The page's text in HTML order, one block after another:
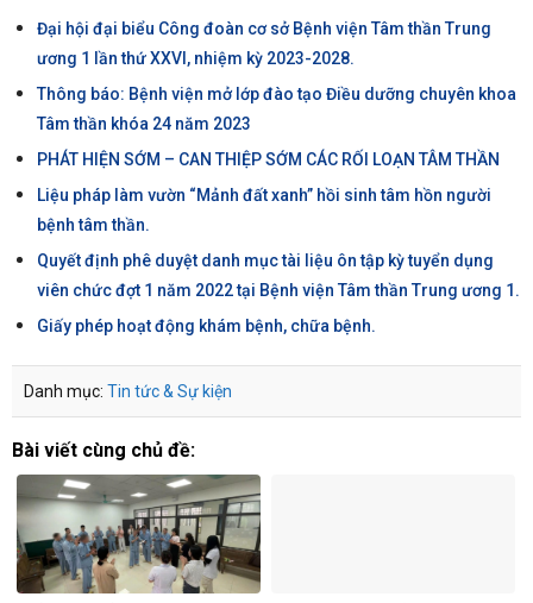
Đại hội đại biểu Công đoàn cơ sở Bệnh viện Tâm thần Trung
ương 1 lần thứ XXVI, nhiệm kỳ 2023-2028.
Thông báo: Bệnh viện mở lớp đào tạo Điều dưỡng chuyên khoa
Tâm thần khóa 24 năm 2023
PHÁT HIỆN SỚM – CAN THIỆP SỚM CÁC RỐI LOẠN TÂM THẦN
Liệu pháp làm vườn “Mảnh đất xanh” hồi sinh tâm hồn người
bệnh tâm thần.
Quyết định phê duyệt danh mục tài liệu ôn tập kỳ tuyển dụng
viên chức đợt 1 năm 2022 tại Bệnh viện Tâm thần Trung ương 1.
Giấy phép hoạt động khám bệnh, chữa bệnh.
Danh mục: Tin tức & Sự kiện
Bài viết cùng chủ đề: